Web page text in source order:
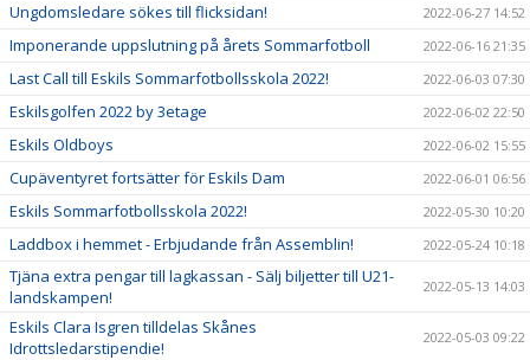
Ungdomsledare sökes till flicksidan! 2022-06-27 14:52
Imponerande uppslutning på årets Sommarfotboll 2022-06-16 21:35
Last Call till Eskils Sommarfotbollsskola 2022! 2022-06-03 07:30
Eskilsgolfen 2022 by 3etage 2022-06-02 22:50
Eskils Oldboys 2022-06-02 15:55
Cupäventyret fortsätter för Eskils Dam 2022-06-01 06:56
Eskils Sommarfotbollsskola 2022! 2022-05-30 10:20
Laddbox i hemmet - Erbjudande från Assemblin! 2022-05-24 10:18
Tjäna extra pengar till lagkassan - Sälj biljetter till U21-
landskampen!
2022-05-13 14:03
Eskils Clara Isgren tilldelas Skånes
Idrottsledarstipendie!
2022-05-03 09:22